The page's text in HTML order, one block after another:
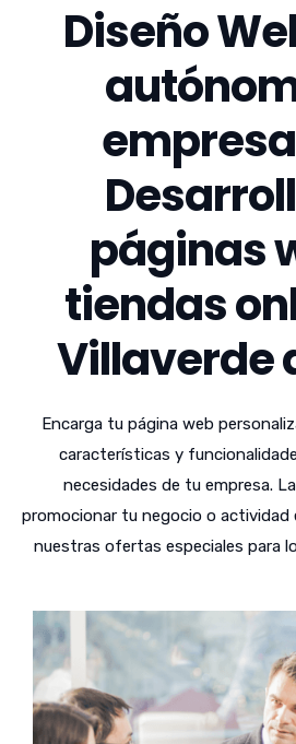
Diseño
páginas
tiendas
Villaverde
Encarga tu página web
características y
necesidades de tu empresa.
promocionar tu negocio o actividad
nuestras ofertas especiales para